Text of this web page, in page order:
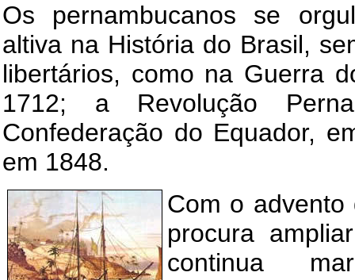
Os pernambucanos se
altiva na História do Brasil,
libertários, como na Guerra
1712; a Revolução
Confederação do Equador,
em 1848.
Com o advento
procura
continua